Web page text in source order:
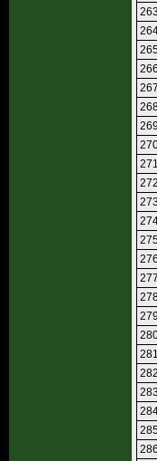
263
266
267
269
271
272
273
276
277
279
281
282
283
286